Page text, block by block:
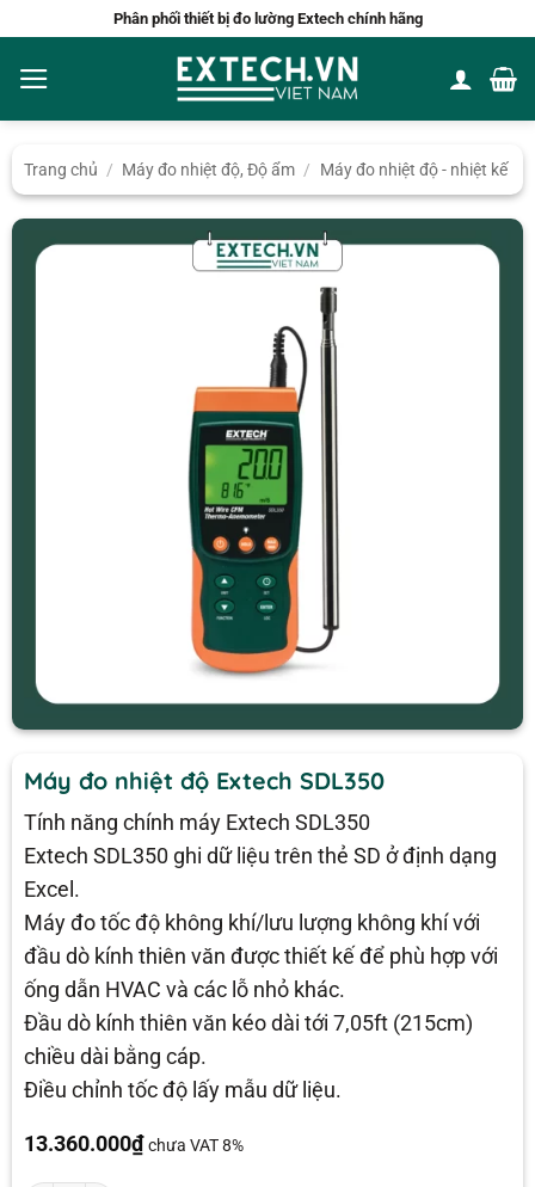
nội
dung
Phân phối thiết bị đo lường Extech chính hãng
Trang chủ / Máy đo nhiệt độ, Độ ẩm / Máy đo nhiệt độ - nhiệt kế
Máy đo nhiệt độ Extech SDL350
Tính năng chính máy Extech SDL350
Extech SDL350 ghi dữ liệu trên thẻ SD ở định dạng
Excel.
Máy đo tốc độ không khí/lưu lượng không khí với
đầu dò kính thiên văn được thiết kế để phù hợp với
ống dẫn HVAC và các lỗ nhỏ khác.
Đầu dò kính thiên văn kéo dài tới 7,05ft (215cm)
chiều dài bằng cáp.
Điều chỉnh tốc độ lấy mẫu dữ liệu.
13.360.000₫ chưa VAT 8%